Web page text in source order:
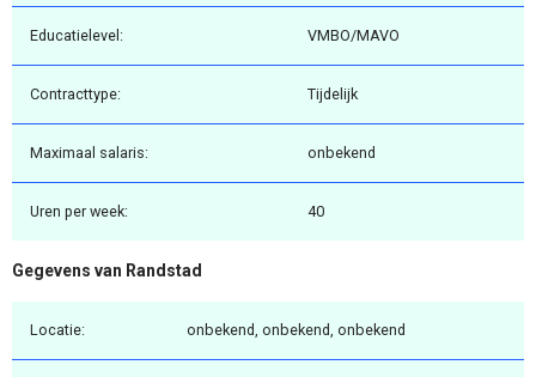
Educatielevel: VMBO/MAVO
Contracttype: Tijdelijk
Maximaal salaris: onbekend
Uren per week: 40
Gegevens van Randstad
Locatie: onbekend, onbekend, onbekend